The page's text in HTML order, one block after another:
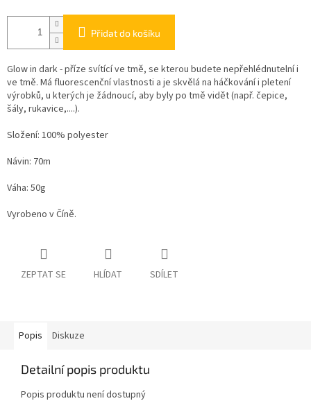
Přidat do košíku
Glow in dark - příze svítící ve tmě, se kterou budete nepřehlédnutelní i
ve tmě. Má fluorescenční vlastnosti a je skvělá na háčkování i pletení
výrobků, u kterých je žádnoucí, aby byly po tmě vidět (např. čepice,
šály, rukavice,....).
Složení: 100% polyester
Návin: 70m
Váha: 50g
Vyrobeno v Číně.
ZEPTAT SE HLÍDAT SDÍLET
Popis Diskuze
Detailní popis produktu
Popis produktu není dostupný